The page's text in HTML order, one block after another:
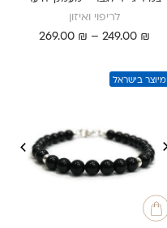
לריפוי ואיזון
249.00 ₪
–
269.00 ₪
טווח
מיוצר בישראל